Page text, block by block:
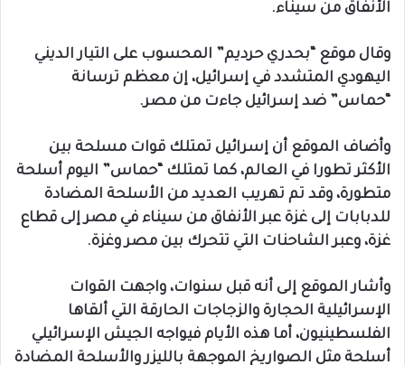
الأنفاق من سيناء.
وقال موقع “بحدري حرديم” المحسوب على التيار الديني
اليهودي المتشدد في إسرائيل، إن معظم ترسانة
“حماس” ضد إسرائيل جاءت من مصر.
وأضاف الموقع أن إسرائيل تمتلك قوات مسلحة بين
الأكثر تطورا في العالم، كما تمتلك “حماس” اليوم أسلحة
متطورة، وقد تم تهريب العديد من الأسلحة المضادة
للدبابات إلى غزة عبر الأنفاق من سيناء في مصر إلى قطاع
غزة، وعبر الشاحنات التي تتحرك بين مصر وغزة.
وأشار الموقع إلى أنه قبل سنوات، واجهت القوات
الإسرائيلية الحجارة والزجاجات الحارقة التي ألقاها
الفلسطينيون، أما هذه الأيام فيواجه الجيش الإسرائيلي
أسلحة مثل الصواريخ الموجهة بالليزر والأسلحة المضادة